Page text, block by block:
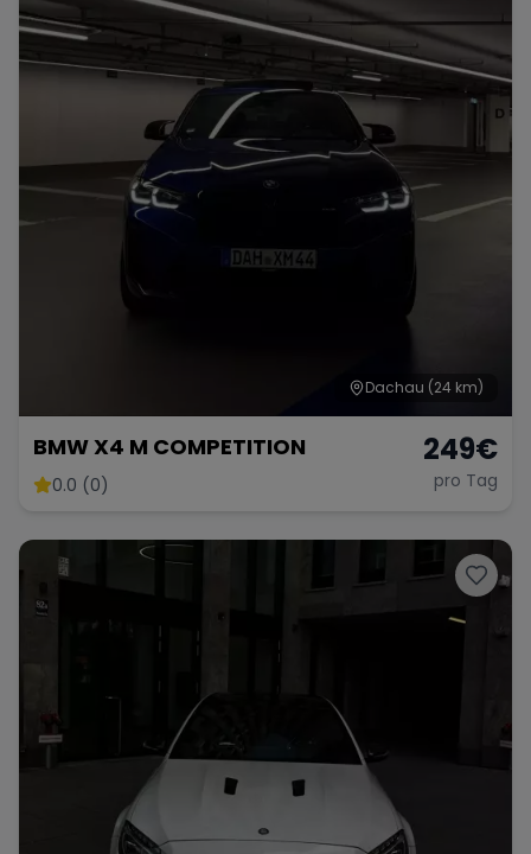
Dachau (24 km)
BMW X4 M COMPETITION
0.0 (0)
249€
pro Tag